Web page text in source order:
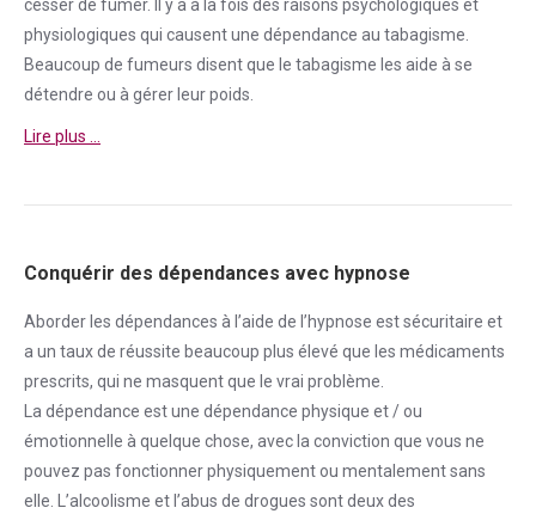
cesser de fumer. Il y a à la fois des raisons psychologiques et
physiologiques qui causent une dépendance au tabagisme.
Beaucoup de fumeurs disent que le tabagisme les aide à se
détendre ou à gérer leur poids.
Lire plus …
Conquérir des dépendances avec hypnose
Aborder les dépendances à l’aide de l’hypnose est sécuritaire et
a un taux de réussite beaucoup plus élevé que les médicaments
prescrits, qui ne masquent que le vrai problème.
La dépendance est une dépendance physique et / ou
émotionnelle à quelque chose, avec la conviction que vous ne
pouvez pas fonctionner physiquement ou mentalement sans
elle. L’alcoolisme et l’abus de drogues sont deux des